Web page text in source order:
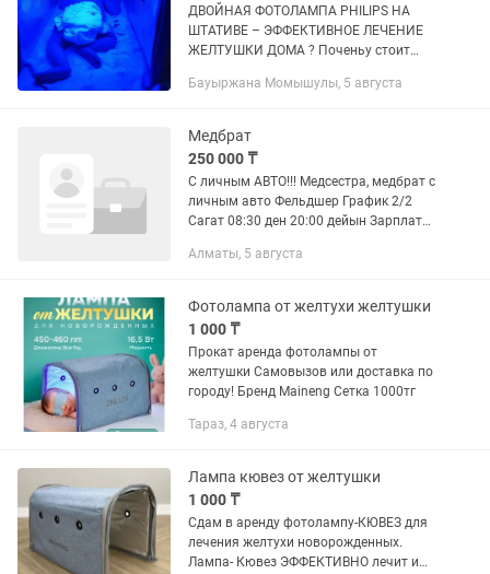
ДВОЙНАЯ ФОТОЛАМПА PHILIPS НА
ШТАТИВЕ – ЭФФЕКТИВНОЕ ЛЕЧЕНИЕ
ЖЕЛТУШКИ ДОМА ? Поченьу стоит
Philips – как в роддомах и клиниках +
Бауыржана Момышулы, 5 августа
Медбрат
250 000 ₸
С личным АВТО!!! Медсестра, медбрат с
личным авто Фельдшер График 2/2
Сагат 08:30 ден 20:00 дейын Зарплата
төленеді Жеке көлік, права
Алматы, 5 августа
Фотолампа от желтухи желтушки
1 000 ₸
Прокат аренда фотолампы от
желтушки Самовызов или доставка по
городу! Бренд Maineng Сетка 1000тг
Тараз, 4 августа
Лампа кювез от желтушки
1 000 ₸
Сдам в аренду фотолампу-КЮВЕЗ для
лечения желтухи новорожденных.
Лампа- Кювез ЭФФЕКТИВНО лечит и